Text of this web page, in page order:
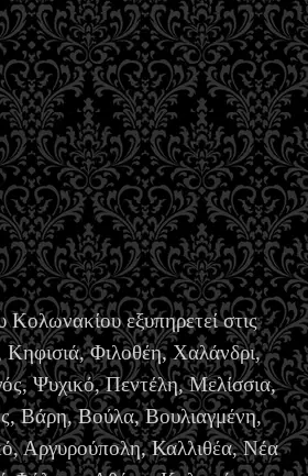
Κολωνακίου εξυπηρετεί στις
Κηφισιά, Φιλοθέη, Χαλάνδρι,
Ψυχικό, Πεντέλη, Μελίσσια,
Βάρη, Βούλα, Βουλιαγμένη,
Αργυρούπολη, Καλλιθέα, Νέα